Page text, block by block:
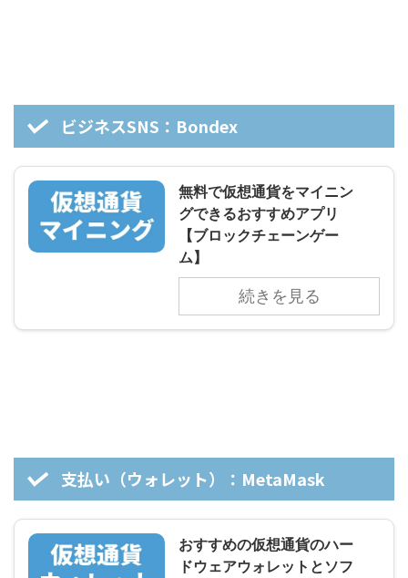
ビジネスSNS：Bondex
無料で仮想通貨をマイニン
グできるおすすめアプリ
【ブロックチェーンゲー
ム】
続きを見る
支払い（ウォレット）：MetaMask
おすすめの仮想通貨のハー
ドウェアウォレットとソフ